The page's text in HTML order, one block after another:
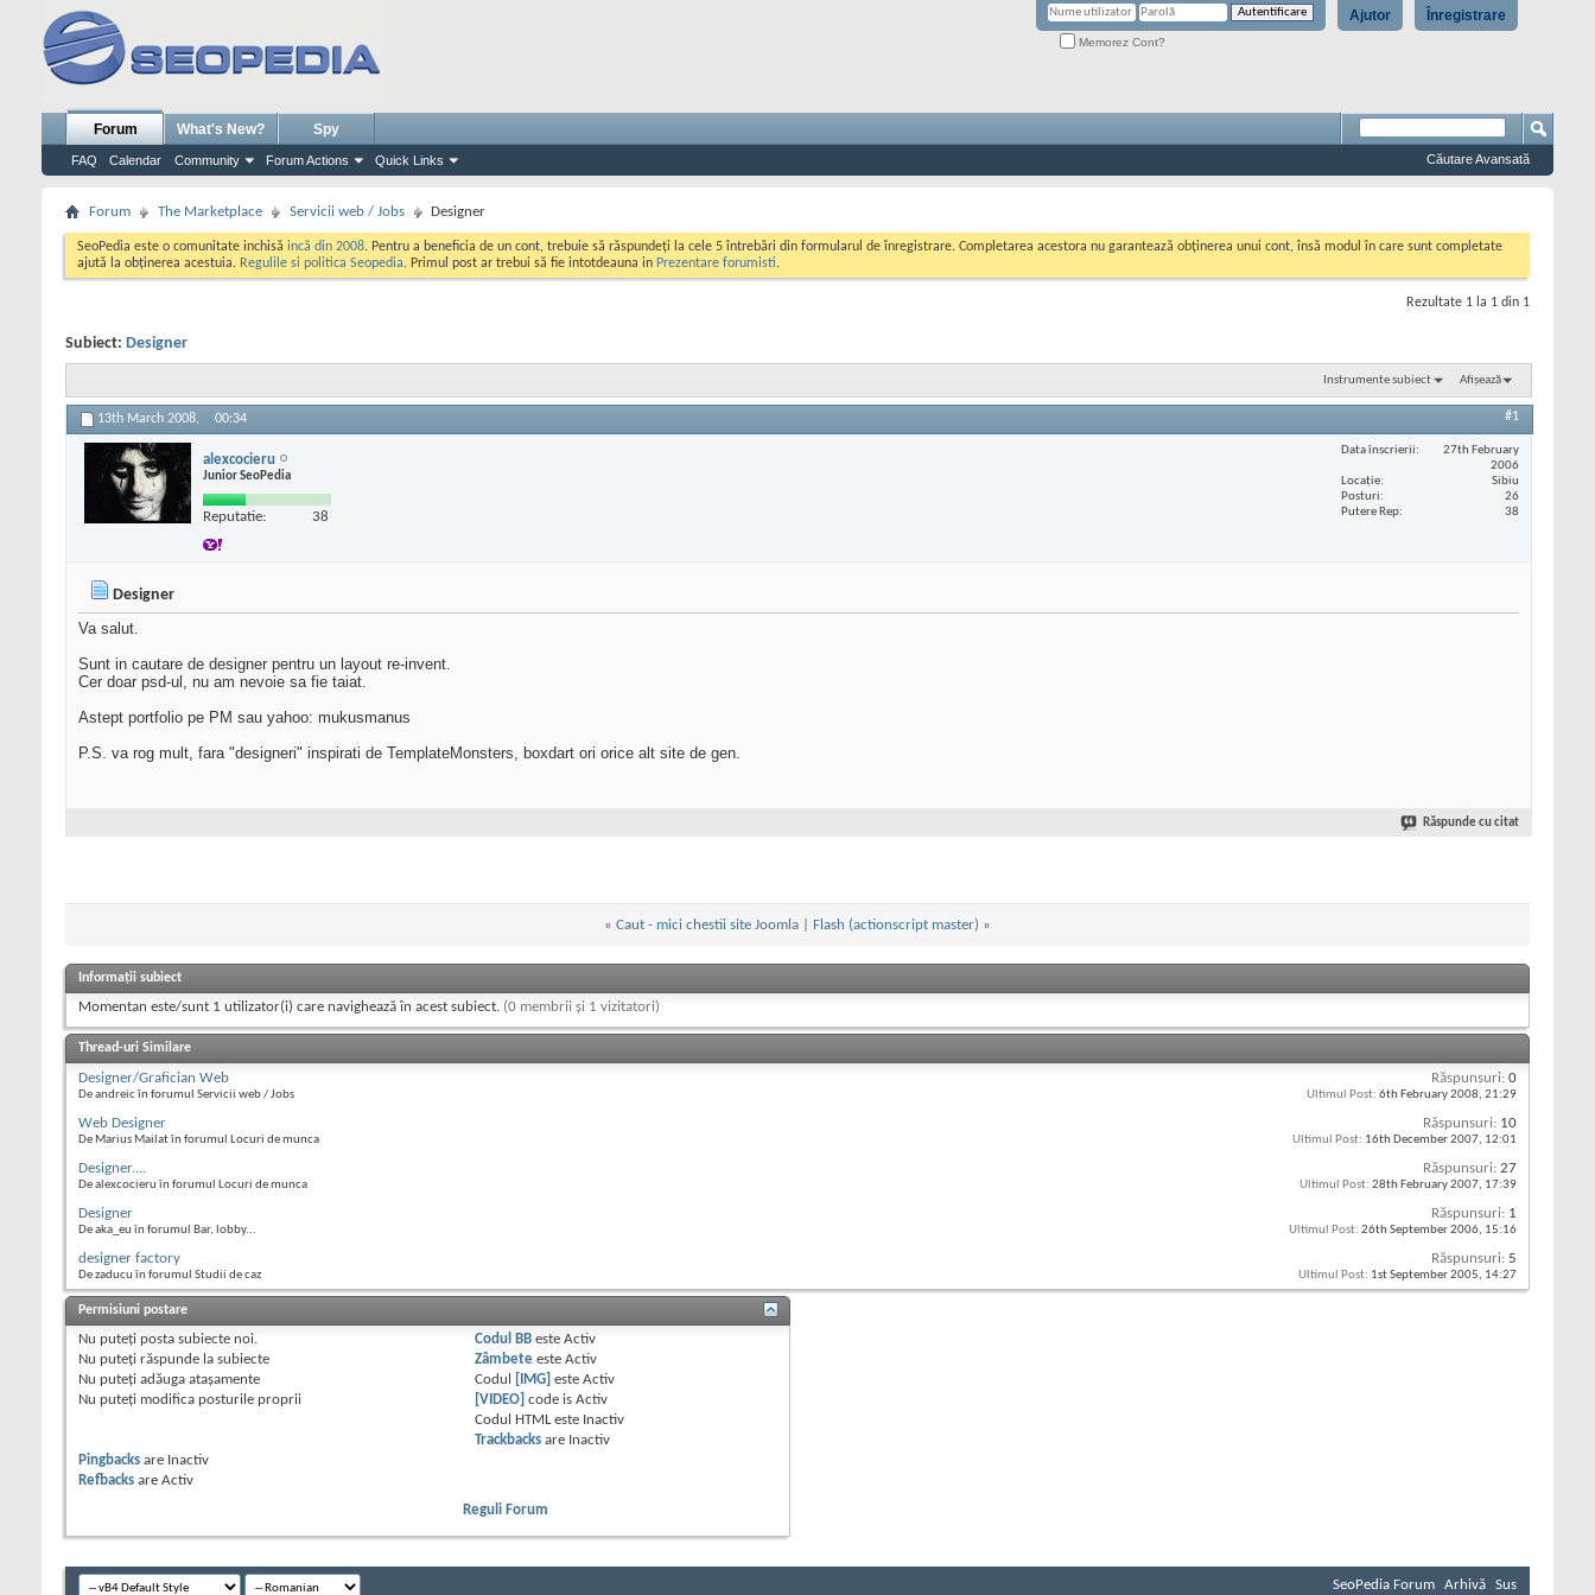
Înregistrare
Ajutor
Memorez Cont?
Forum
FAQ Calendar Community Forum Actions Quick Links
What's New? Spy
Căutare Avansată
Forum The Marketplace Servicii web / Jobs Designer
SeoPedia este o comunitate inchisă incă din 2008. Pentru a beneficia de un cont, trebuie să răspundeți la cele 5 întrebări din formularul de înregistrare. Completarea acestora nu garantează obținerea unui cont, însă modul în care sunt completate
ajută la obținerea acestuia. Regulile si politica Seopedia. Primul post ar trebui să fie intotdeauna in Prezentare forumisti.
Rezultate 1 la 1 din 1
Subiect: Designer
Instrumente subiect Afișează
13th March 2008, 00:34 #1
alexcocieru
Junior SeoPedia
Reputatie: 38
Data înscrierii
27th February
2006
Locaţie
Sibiu
Posturi
26
Putere Rep
38
Designer
Va salut.
Sunt in cautare de designer pentru un layout re-invent.
Cer doar psd-ul, nu am nevoie sa fie taiat.
Astept portfolio pe PM sau yahoo: mukusmanus
P.S. va rog mult, fara "designeri" inspirati de TemplateMonsters, boxdart ori orice alt site de gen.
Răspunde cu citat
« Caut - mici chestii site Joomla Flash (actionscript master) »
Informații subiect
Momentan este/sunt 1 utilizator(i) care navighează în acest subiect. (0 membrii și 1 vizitatori)
Thread-uri Similare
Designer/Grafician Web
De andreic în forumul Servicii web / Jobs
Răspunsuri: 0
Ultimul Post: 6th February 2008, 21:29
Web Designer
De Marius Mailat în forumul Locuri de munca
Răspunsuri: 10
Ultimul Post: 16th December 2007, 12:01
Designer....
De alexcocieru în forumul Locuri de munca
Răspunsuri: 27
Ultimul Post: 28th February 2007, 17:39
Designer
De aka_eu în forumul Bar, lobby...
Răspunsuri: 1
Ultimul Post: 26th September 2006, 15:16
designer factory
De zaducu în forumul Studii de caz
Răspunsuri: 5
Ultimul Post: 1st September 2005, 14:27
Permisiuni postare
Nu puteţi posta subiecte noi.
Nu puteţi răspunde la subiecte
Nu puteţi adăuga ataşamente
Nu puteţi modifica posturile proprii
Codul BB esteActiv
Zâmbete esteActiv
Codul
[IMG] esteActiv
[VIDEO] code isActiv
Codul HTML este Inactiv
Trackbacks are Inactiv
Pingbacks are Inactiv
Refbacks are Activ
Reguli Forum
SeoPedia Forum Arhivă Sus